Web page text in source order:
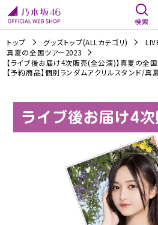
検索
トップ グッズトップ(ALLカテゴリ)
真夏の全国ツアー2023
【ライブ後お届け4次販売(全公演)】真夏の全
【予約商品】個別ランダムアクリルスタンド/